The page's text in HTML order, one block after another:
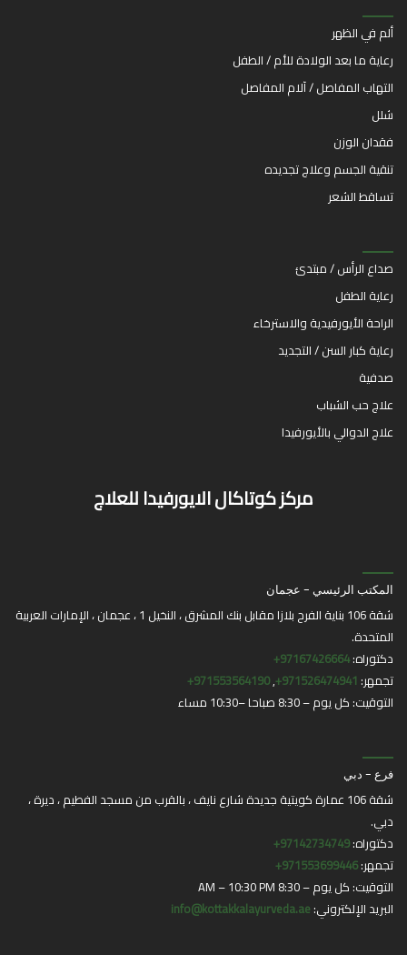
ألم في الظهر
رعاية ما بعد الولادة للأم / الطفل
التهاب المفاصل / آلام المفاصل
شلل
فقدان الوزن
تنقية الجسم وعلاج تجديده
تساقط الشعر
صداع الرأس / مبتدئ
رعاية الطفل
الراحة الأيورفيدية والاسترخاء
رعاية كبار السن / التجديد
صدفية
علاج حب الشباب
علاج الدوالي بالأيورفيدا
مركز كوتاكال الايورفيدا للعلاج
المكتب الرئيسي - عجمان
شقة 106 بناية الفرح بلازا مقابل بنك المشرق ، النخيل 1 ، عجمان ، الإمارات العربية
المتحدة.
دكتوراه:97167426664+
تجمهر: 971526474941+
,
971553564190+
التوقيت: كل يوم – 8:30 صباحا –10:30 مساء
فرع - دبي
شقة 106 عمارة كويتية جديدة شارع نايف ، بالقرب من مسجد الفطيم ، ديرة ،
دبي.
دكتوراه:97142734749+
تجمهر:971553699446+
التوقيت: كل يوم – 8:30 AM – 10:30 PM
البريد الإلكتروني:info@kottakkalayurveda.ae